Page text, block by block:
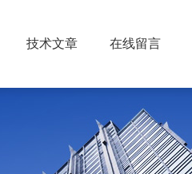
技术文章 在线留言